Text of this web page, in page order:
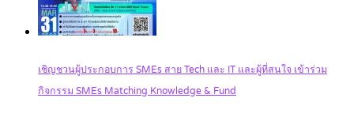
เชิญชวนผู้ประกอบการ SMEs สาย Tech และ IT และผู้ที่สนใจ เข้าร่วม
กิจกรรม SMEs Matching Knowledge & Fund